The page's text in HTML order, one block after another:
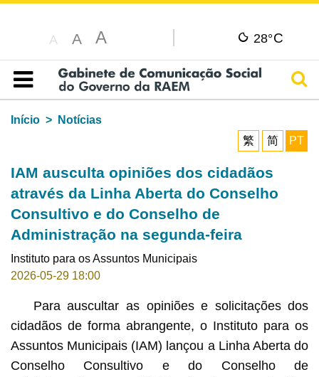
A A A 28°C
Índice
Início
Notícias
繁
简 PT
IAM ausculta opiniões dos cidadãos
através da Linha Aberta do Conselho
Consultivo e do Conselho de
Administração na segunda-feira
Instituto para os Assuntos Municipais
2026-05-29 18:00
Para auscultar as opiniões e solicitações dos
cidadãos de forma abrangente, o Instituto para os
Assuntos Municipais (IAM) lançou a Linha Aberta do
Conselho Consultivo e do Conselho de